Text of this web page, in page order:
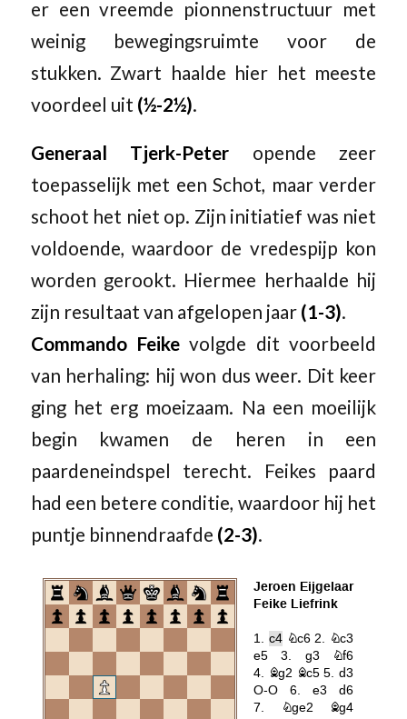
er een vreemde pionnenstructuur met
weinig bewegingsruimte voor de
stukken. Zwart haalde hier het meeste
voordeel uit (½-2½).
Generaal Tjerk-Peter opende zeer
toepasselijk met een Schot, maar verder
schoot het niet op. Zijn initiatief was niet
voldoende, waardoor de vredespijp kon
worden gerookt. Hiermee herhaalde hij
zijn resultaat van afgelopen jaar (1-3).
Commando Feike volgde dit voorbeeld
van herhaling: hij won dus weer. Dit keer
ging het erg moeizaam. Na een moeilijk
begin kwamen de heren in een
paardeneindspel terecht. Feikes paard
had een betere conditie, waardoor hij het
puntje binnendraafde (2-3).